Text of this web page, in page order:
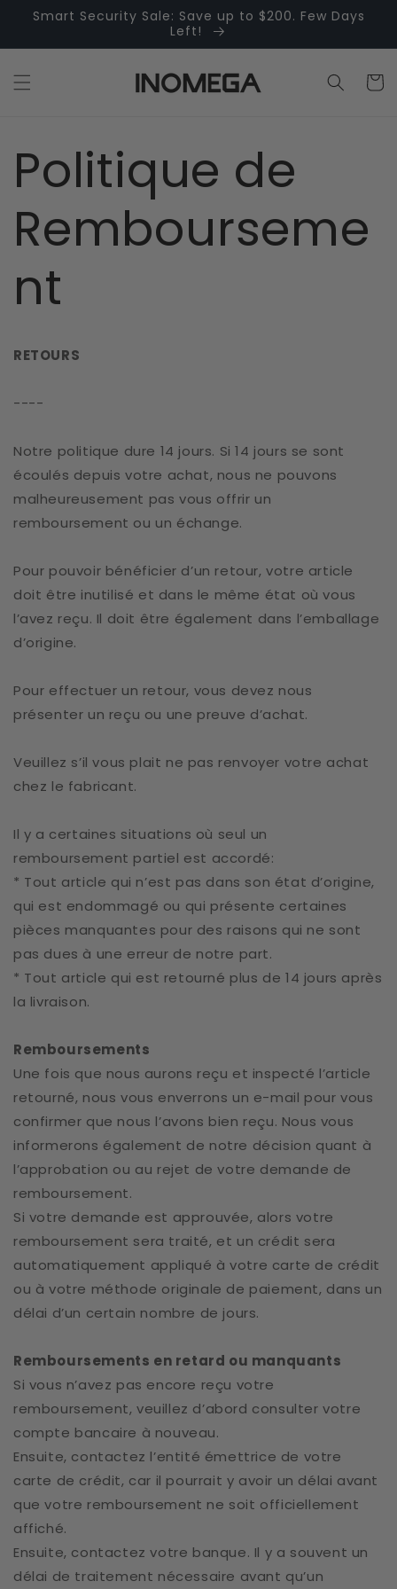
Skip to
content
Smart Security Sale: Save up to $200. Few Days
Left!
Cart
Politique de
Rembourseme
nt
RETOURS
----
Notre politique dure 14 jours. Si 14 jours se sont
écoulés depuis votre achat, nous ne pouvons
malheureusement pas vous offrir un
remboursement ou un échange.
Pour pouvoir bénéficier d’un retour, votre article
doit être inutilisé et dans le même état où vous
l’avez reçu. Il doit être également dans l’emballage
d’origine.
Pour effectuer un retour, vous devez nous
présenter un reçu ou une preuve d’achat.
Veuillez s’il vous plait ne pas renvoyer votre achat
chez le fabricant.
Il y a certaines situations où seul un
remboursement partiel est accordé:
* Tout article qui n’est pas dans son état d’origine,
qui est endommagé ou qui présente certaines
pièces manquantes pour des raisons qui ne sont
pas dues à une erreur de notre part.
* Tout article qui est retourné plus de 14 jours après
la livraison.
Remboursements
Une fois que nous aurons reçu et inspecté l’article
retourné, nous vous enverrons un e-mail pour vous
confirmer que nous l’avons bien reçu. Nous vous
informerons également de notre décision quant à
l’approbation ou au rejet de votre demande de
remboursement.
Si votre demande est approuvée, alors votre
remboursement sera traité, et un crédit sera
automatiquement appliqué à votre carte de crédit
ou à votre méthode originale de paiement, dans un
délai d’un certain nombre de jours.
Remboursements en retard ou manquants
Si vous n’avez pas encore reçu votre
remboursement, veuillez d’abord consulter votre
compte bancaire à nouveau.
Ensuite, contactez l’entité émettrice de votre
carte de crédit, car il pourrait y avoir un délai avant
que votre remboursement ne soit officiellement
affiché.
Ensuite, contactez votre banque. Il y a souvent un
délai de traitement nécessaire avant qu’un